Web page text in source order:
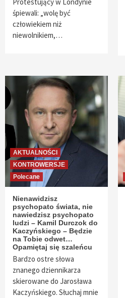
Protestujący w Londynie
śpiewali: „wolę być
człowiekiem niż
niewolnikiem,…
AKTUALNOŚCI
KONTROWERSJE
Polecane
Nienawidzisz
psychopato świata, nie
nawiedzisz psychopato
ludzi – Kamil Durczok do
Kaczyńskiego – Będzie
na Tobie odwet…
Opamiętaj się szaleńcu
Bardzo ostre słowa
znanego dziennikarza
skierowane do Jarosława
Kaczyńskiego. Słuchaj mnie